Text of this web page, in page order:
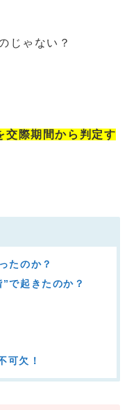
じゃない？
交際期間から判定す
たのか？
で起きたのか？
可欠！